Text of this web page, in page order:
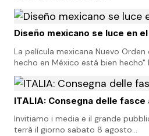
Diseño mexicano se luce en
La película mexicana Nuevo
hecho en México está bien hecho"
ITALIA: Consegna delle
Invitiamo i media e il grande
terrà il giorno sabato 8 agosto…